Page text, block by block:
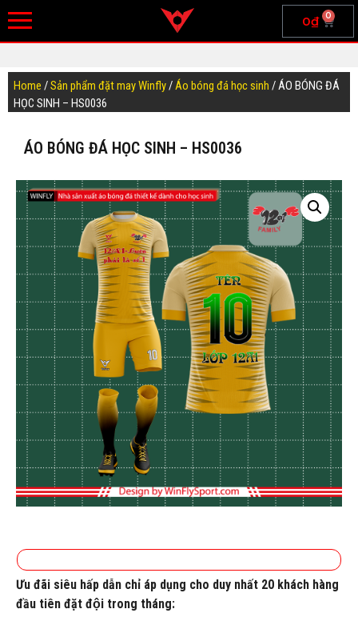
0₫ 0
Home /Sản phẩm đặt may Winfly/Áo bóng đá học sinh / ÁO BÓNG ĐÁ
HỌC SINH – HS0036
ÁO BÓNG ĐÁ HỌC SINH – HS0036
Ưu đãi siêu hấp dẫn chỉ áp dụng cho duy nhất 20 khách hàng
đầu tiên đặt đội trong tháng: